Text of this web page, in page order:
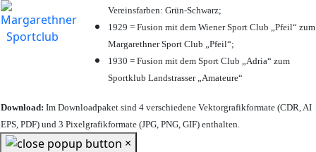
Vereinsfarben: Grün-Schwarz;
1929 = Fusion mit dem Wiener Sport Club „Pfeil“ zum
Margarethner Sport Club „Pfeil“;
1930 = Fusion mit dem Sport Club „Adria“ zum
Sportklub Landstrasser „Amateure“
Download: Im Downloadpaket sind 4 verschiedene Vektorgrafikformate (CDR, AI
EPS, PDF) und 3 Pixelgrafikformate (JPG, PNG, GIF) enthalten.
×